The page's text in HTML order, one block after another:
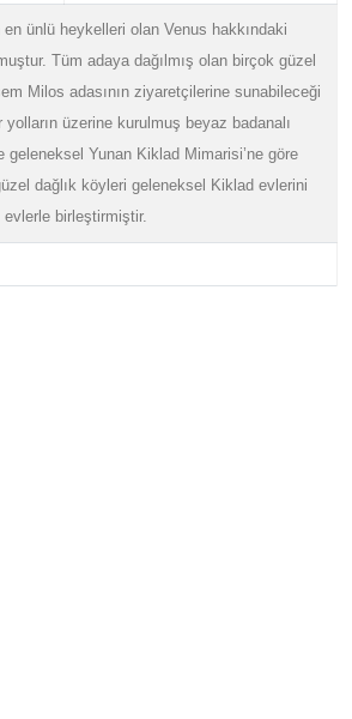
en ünlü heykelleri olan Venus hakkındaki
Tüm adaya dağılmış olan birçok güzel
Milos adasının ziyaretçilerine sunabileceği
üzerine kurulmuş beyaz badanalı
geleneksel Yunan Kiklad Mimarisi’ne göre
dağlık köyleri geleneksel Kiklad evlerini
evlerle birleştirmiştir.